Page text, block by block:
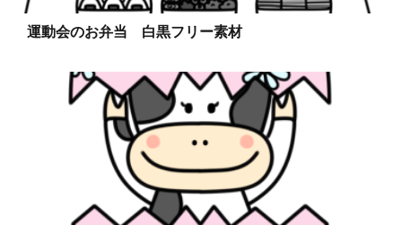
運動会のお弁当 白黒フリー素材